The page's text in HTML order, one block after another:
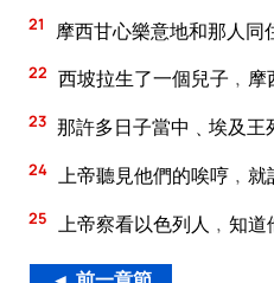
21 摩西甘心樂意地和那人同
22 西坡拉生了一個兒子﹐摩
23 那許多日子當中﹑埃及王
24 上帝聽見他們的唉哼﹐就
25 上帝察看以色列人﹐知道